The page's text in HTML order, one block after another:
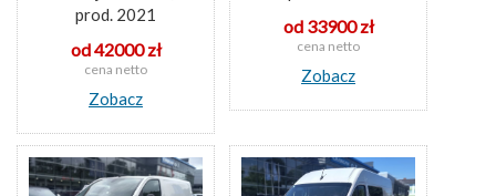
prod. 2021
od 42000 zł
cena netto
Zobacz
od 33900 zł
cena netto
Zobacz